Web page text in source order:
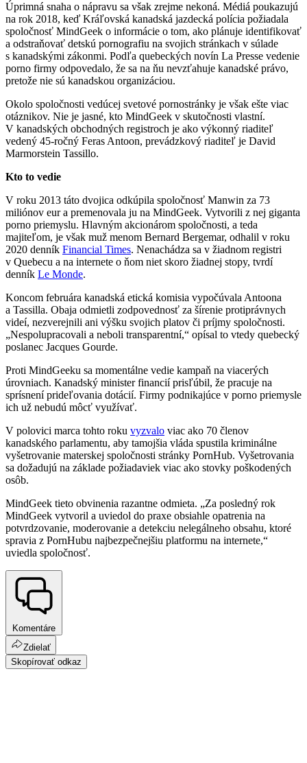
Úprimná snaha o nápravu sa však zrejme nekoná. Médiá poukazujú
na rok 2018, keď Kráľovská kanadská jazdecká polícia požiadala
spoločnosť MindGeek o informácie o tom, ako plánuje identifikovať
a odstraňovať detskú pornografiu na svojich stránkach v súlade
s kanadskými zákonmi. Podľa quebeckých novín La Presse vedenie
porno firmy odpovedalo, že sa na ňu nevzťahuje kanadské právo,
pretože nie sú kanadskou organizáciou.
Okolo spoločnosti vedúcej svetové pornostránky je však ešte viac
otáznikov. Nie je jasné, kto MindGeek v skutočnosti vlastní.
V kanadských obchodných registroch je ako výkonný riaditeľ
vedený 45-ročný Feras Antoon, prevádzkový riaditeľ je David
Marmorstein Tassillo.
Kto to vedie
V roku 2013 táto dvojica odkúpila spoločnosť Manwin za 73
miliónov eur a premenovala ju na MindGeek. Vytvorili z nej giganta
porno priemyslu. Hlavným akcionárom spoločnosti, a teda
majiteľom, je však muž menom Bernard Bergemar, odhalil v roku
2020 denník Financial Times. Nenachádza sa v žiadnom registri
v Quebecu a na internete o ňom niet skoro žiadnej stopy, tvrdí
denník Le Monde.
Koncom februára kanadská etická komisia vypočúvala Antoona
a Tassilla. Obaja odmietli zodpovednosť za šírenie protiprávnych
videí, nezverejnili ani výšku svojich platov či príjmy spoločnosti.
„Nespolupracovali a neboli transparentní,“ opísal to vtedy quebecký
poslanec Jacques Gourde.
Proti MindGeeku sa momentálne vedie kampaň na viacerých
úrovniach. Kanadský minister financií prisľúbil, že pracuje na
sprísnení prideľovania dotácií. Firmy podnikajúce v porno priemysle
ich už nebudú môcť využívať.
V polovici marca tohto roku vyzvalo viac ako 70 členov
kanadského parlamentu, aby tamojšia vláda spustila kriminálne
vyšetrovanie materskej spoločnosti stránky PornHub. Vyšetrovania
sa dožadujú na základe požiadaviek viac ako stovky poškodených
osôb.
MindGeek tieto obvinenia razantne odmieta. „Za posledný rok
MindGeek vytvoril a uviedol do praxe obsiahle opatrenia na
potvrdzovanie, moderovanie a detekciu nelegálneho obsahu, ktoré
spravia z PornHubu najbezpečnejšiu platformu na internete,“
uviedla spoločnosť.
Komentáre
Zdielať
Skopírovať odkaz